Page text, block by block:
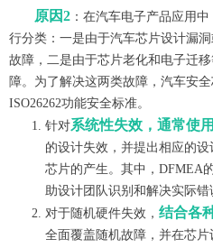
原因2 ：在汽车电子产品应用
行分类：一是由于汽车芯片设计漏
故障，二是由于芯片老化和电子迁
障。为了解决这两类故障，汽车安
ISO26262功能安全标准。
针对系统性失效，通常使
的设计失效，并提出相应的
芯片的产生。其中，DFMEA
助设计团队识别和解决实际错
对于随机硬件失效， 结合各
全面覆盖随机故障，并在芯